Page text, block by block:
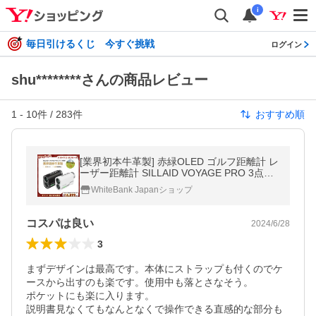
i
毎日引けるくじ 今すぐ挑戦 ログイン
shu********さんの商品レビュー
1 - 10件 / 283件 おすすめ順
[業界初本牛革製] 赤緑OLED ゴルフ距離計 レ
ーザー距離計 SILLAID VOYAGE PRO 3点間
モード 雨霧モード 0.07秒 6.3倍望遠 爆買
WhiteBank Japanショップ
コスパは良い 2024/6/28
3
まずデザインは最高です。本体にストラップも付くのでケ
ースから出すのも楽です。使用中も落とさなそう。
ポケットにも楽に入ります。
説明書見なくてもなんとなくで操作できる直感的な部分も